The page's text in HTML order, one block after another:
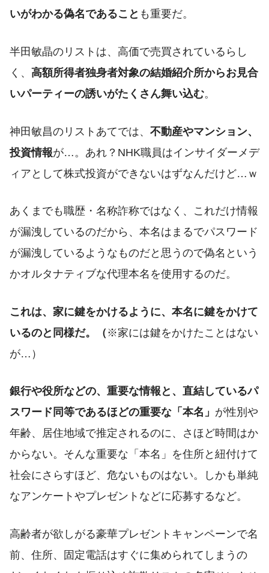
いがわかる偽名であること も重要だ。
半田敏晶のリストは、高価で売買されているらし
く、 高額所得者独身者対象の結婚紹介所からお見合
いパーティーの誘いがたくさん舞い込む。
神田敏昌のリストあてでは、 不動産やマンション、
投資情報が…。あれ？NHK職員はインサイダーメデ
ィアとして株式投資ができないはずなんだけど…ｗ
あくまでも職歴・名称詐称ではなく、これだけ情報
が漏洩しているのだから、本名はまるでパスワード
が漏洩しているようなものだと思うので偽名という
かオルタナティブな代理本名を使用するのだ。
これは、家に鍵をかけるように、本名に鍵をかけて
いるのと同様だ。（※家には鍵をかけたことはない
が…）
銀行や役所などの、重要な情報と、直結しているパ
スワード同等であるほどの重要な「本名」 が性別や
年齢、居住地域で推定されるのに、さほど時間はか
からない。そんな重要な「本名」を住所と紐付けて
社会にさらすほど、危ないものはない。しかも単純
なアンケートやプレゼントなどに応募するなど。
高齢者が欲しがる豪華プレゼントキャンペーンで名
前、住所、固定電話はすぐに集められてしまうの